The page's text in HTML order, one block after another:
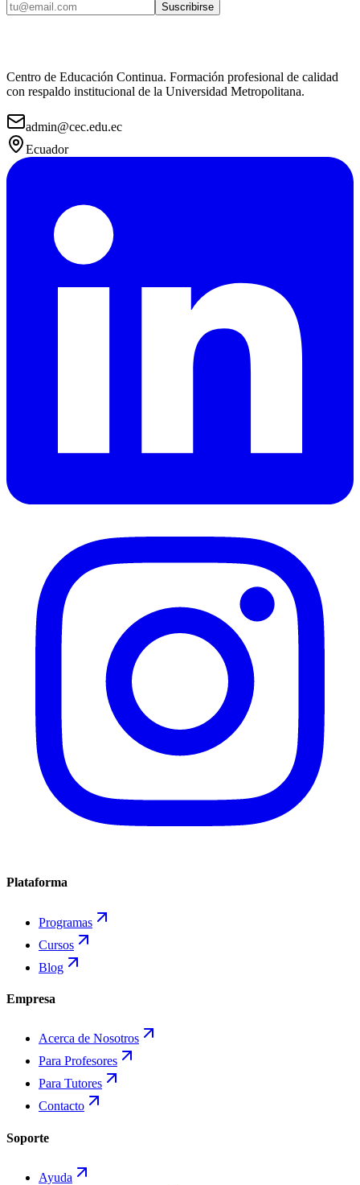
Suscribirse
Centro de Educación Continua. Formación profesional de calidad
con respaldo institucional de la Universidad Metropolitana.
admin@cec.edu.ec
Ecuador
Plataforma
Programas
Cursos
Blog
Empresa
Acerca de Nosotros
Para Profesores
Para Tutores
Contacto
Soporte
Ayuda